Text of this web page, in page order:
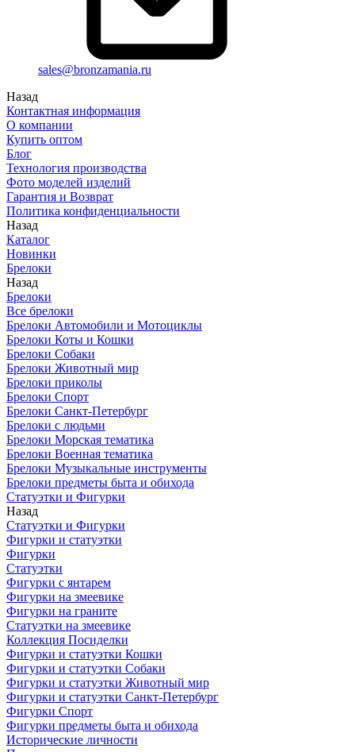
sales@bronzamania.ru
Назад
Контактная информация
О компании
Купить оптом
Блог
Технология производства
Фото моделей изделий
Гарантия и Возврат
Политика конфиденциальности
Назад
Каталог
Новинки
Брелоки
Назад
Брелоки
Все брелоки
Брелоки Автомобили и Мотоциклы
Брелоки Коты и Кошки
Брелоки Собаки
Брелоки Животный мир
Брелоки приколы
Брелоки Спорт
Брелоки Санкт-Петербург
Брелоки с людьми
Брелоки Морская тематика
Брелоки Военная тематика
Брелоки Музыкальные инструменты
Брелоки предметы быта и обихода
Статуэтки и Фигурки
Назад
Статуэтки и Фигурки
Фигурки и статуэтки
Фигурки
Статуэтки
Фигурки с янтарем
Фигурки на змеевике
Фигурки на граните
Статуэтки на змеевике
Коллекция Посиделки
Фигурки и статуэтки Кошки
Фигурки и статуэтки Собаки
Фигурки и статуэтки Животный мир
Фигурки и статуэтки Санкт-Петербург
Фигурки Спорт
Фигурки предметы быта и обихода
Исторические личности